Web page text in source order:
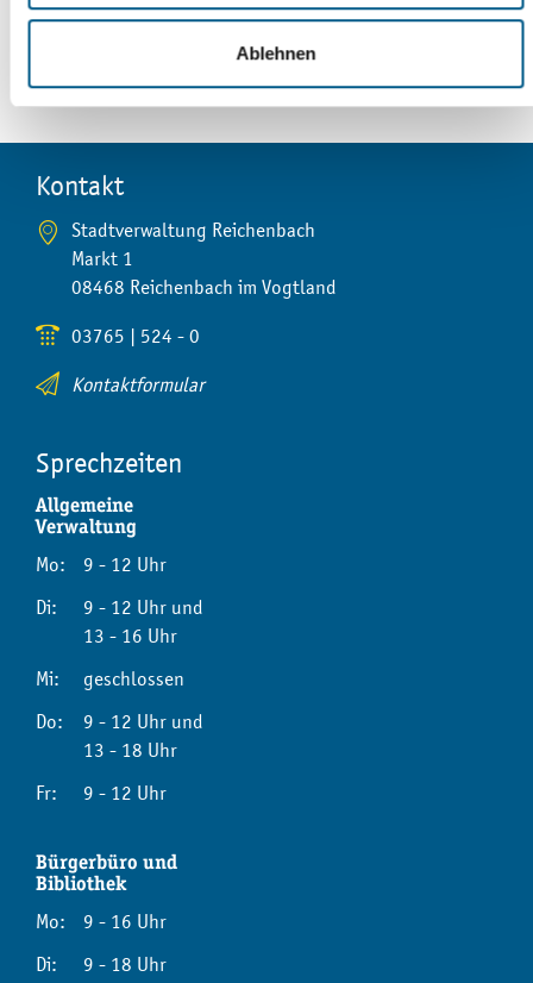
Ablehnen
auf Facebook teilen
Kontakt
Stadtverwaltung Reichenbach
Markt 1
08468 Reichenbach im Vogtland
03765 | 524 - 0
Kontaktformular
Sprechzeiten
Allgemeine
Verwaltung
Mo:
9 - 12 Uhr
Di:
9 - 12 Uhr und
13 - 16 Uhr
Mi:
geschlossen
Do:
9 - 12 Uhr und
13 - 18 Uhr
Fr:
9 - 12 Uhr
Bürgerbüro und
Bibliothek
Mo:
9 - 16 Uhr
Di:
9 - 18 Uhr